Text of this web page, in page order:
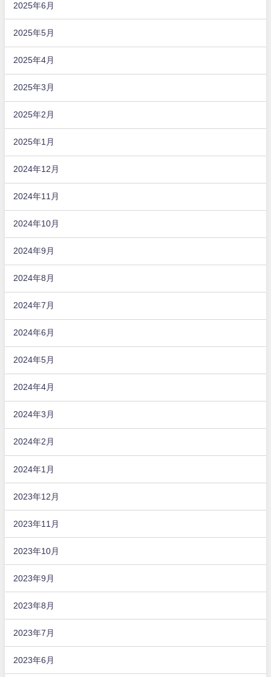
2025年6月
2025年5月
2025年4月
2025年3月
2025年2月
2025年1月
2024年12月
2024年11月
2024年10月
2024年9月
2024年8月
2024年7月
2024年6月
2024年5月
2024年4月
2024年3月
2024年2月
2024年1月
2023年12月
2023年11月
2023年10月
2023年9月
2023年8月
2023年7月
2023年6月